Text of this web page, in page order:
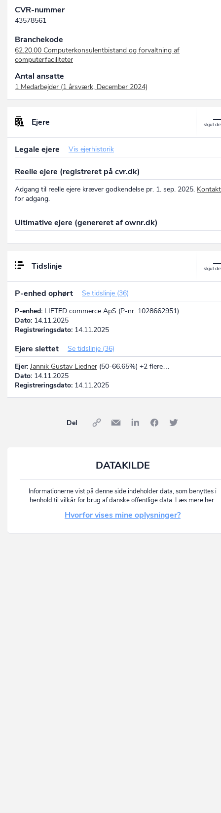
CVR-nummer
43578561
Branchekode
62.20.00 Computerkonsulentbistand og forvaltning af
computerfaciliteter
Antal ansatte
1 Medarbejder (1 årsværk, December 2024)
Ejere
Legale ejere Vis ejerhistorik
Reelle ejere (registreret på cvr.dk)
Adgang til reelle ejere kræver godkendelse pr. 1. sep. 2025.
for adgang.
Ultimative ejere (genereret af ownr.dk)
Tidslinje
P-enhed ophørt
Se tidslinje (36)
P-enhed: LIFTED commerce ApS (P-nr. 1028662951)
Dato: 14.11.2025
Registreringsdato: 14.11.2025
Ejere slettet
Se tidslinje (36)
Ejer: Jannik Gustav Liedner (50-66.65%) +2 flere…
Dato: 14.11.2025
Registreringsdato: 14.11.2025
Del
DATAKILDE
Informationerne vist på denne side indeholder data, som benyttes i
henhold til vilkår for brug af danske offentlige data. Læs mere her:
Hvorfor vises mine oplysninger?